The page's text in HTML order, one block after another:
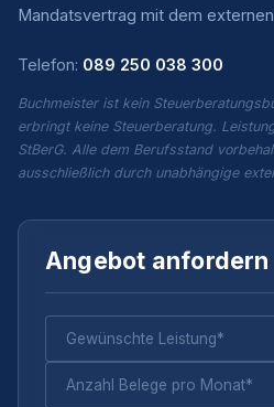
Mandatsvertrag mit dem
Telefon: 089 250 038 300
Buchmeister ist kein
erbringt keine Steuerberatung.
StBerG. Alle dem Berufsstand
ausschließlich durch unabhängige
Angebot anfordern